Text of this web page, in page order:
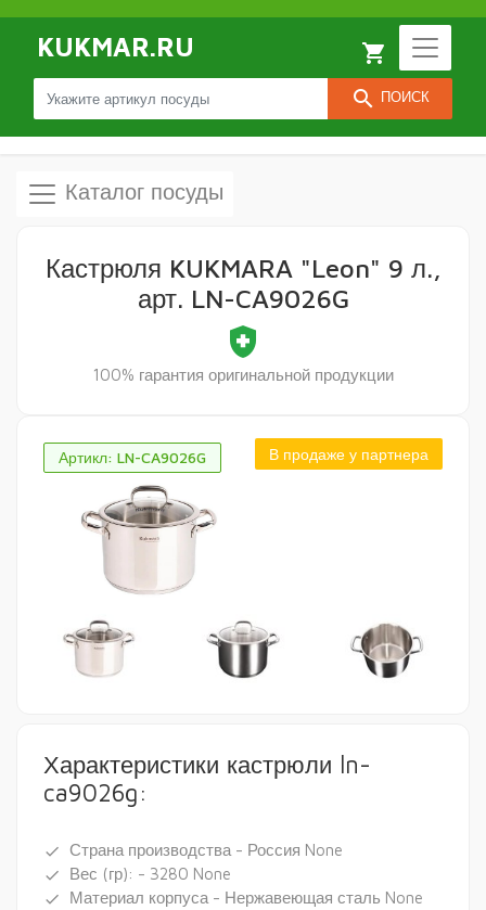
KUKMAR.RU
search ПОИСК
local_grocery_store
Каталог посуды
Артикл: LN-CA9026G В продаже у партнера
Кастрюля KUKMARA "Leon" 9 л.,
арт. LN-CA9026G
health_and_safety
100% гарантия оригинальной продукции
Характеристики кастрюли ln-
ca9026g:
done Страна производства - Россия None
done Вес (гр): - 3280 None
done Материал корпуса - Нержавеющая сталь None